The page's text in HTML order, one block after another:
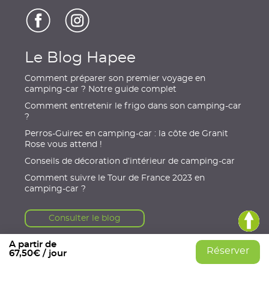
A partir de
67,50€ / jour
Réserver
Le Blog Hapee
Comment préparer son premier voyage en
camping-car ? Notre guide complet
Comment entretenir le frigo dans son camping-car
?
Perros-Guirec en camping-car : la côte de Granit
Rose vous attend !
Conseils de décoration d’intérieur de camping-car
Comment suivre le Tour de France 2023 en
camping-car ?
Consulter le blog
Conditions Générales|